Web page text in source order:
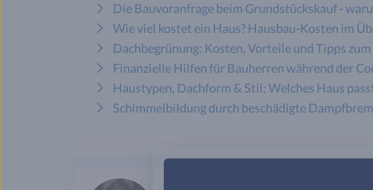
Die Bauvoranfrage beim Grundstückskauf -
Wie viel kostet ein Haus? Hausbau-Kosten im
Dachbegrünung: Kosten, Vorteile und Tipps
Finanzielle Hilfen für Bauherren während der
Haustypen, Dachform & Stil: Welches Haus
Schimmelbildung durch beschädigte